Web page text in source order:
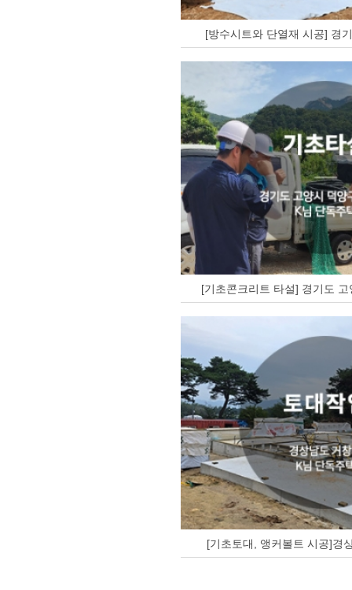
[방수시트와 단열재 시공] 경
[기초콘크리트 타설] 경기도
[기초토대, 앵커볼트 시공]경